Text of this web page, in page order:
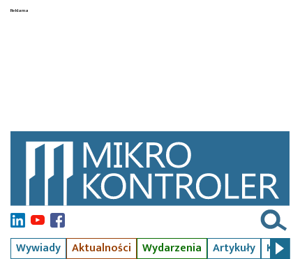
Wywiady Aktualności Wydarzenia Artykuły Kursy